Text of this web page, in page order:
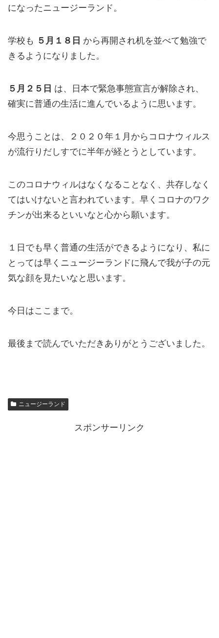
になったニュージーランド。
学校も ５月１８日 から再開され机を並べて勉強で
きるようになりました。
５月２５日 は、日本で緊急事態宣言が解除され、
確実に普通の生活に進んでいるように思います。
今思うことは、２０２０年１月からコロナウィルス
が流行りだしすでに半年が経とうとしています。
このコロナウィルはなくなることなく、共存しなく
てはいけないと言われています。早くコロナのワク
チンが出来るといいなと心から願います。
１日でも早く普通の生活ができるようになり、私に
とっては早くニュージーランドに飛んで我が子の元
気な顔を見たいなと思います。
今日はここまで。
最後まで読んでいただきありがとうございました。
ニュージーランド
スポンサーリンク